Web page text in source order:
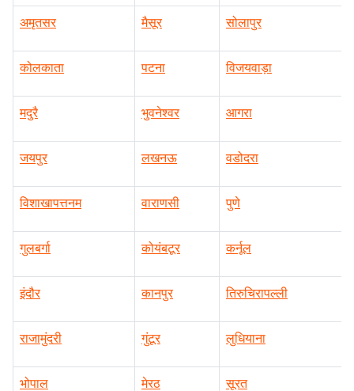
अमृतसर मैसूर सोलापुर
कोलकाता पटना विजयवाड़ा
मदुरै भुवनेश्वर आगरा
जयपुर लखनऊ वडोदरा
विशाखापत्तनम वाराणसी पुणे
गुलबर्गा कोयंबटूर कर्नूल
इंदौर कानपुर तिरुचिरापल्ली
राजामुंदरी गुंटूर लुधियाना
भोपाल मेरठ सूरत